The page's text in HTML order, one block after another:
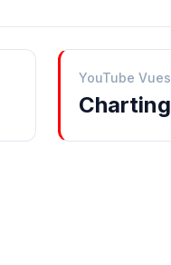
YouTube Vues
Charting